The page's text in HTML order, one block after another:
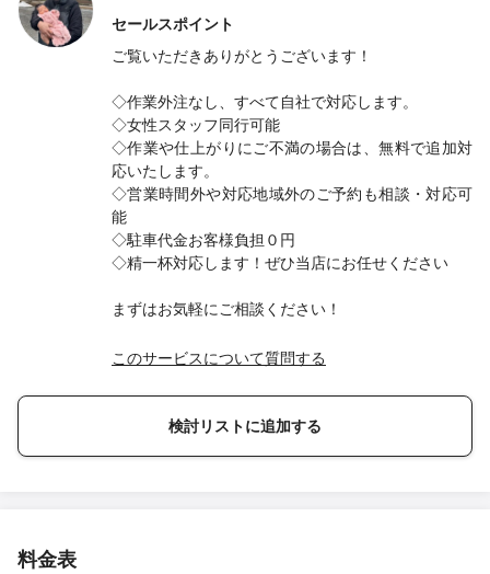
セールスポイント
ご覧いただきありがとうございます！
◇作業外注なし、すべて自社で対応します。
◇女性スタッフ同行可能
◇作業や仕上がりにご不満の場合は、無料で追加対
応いたします。
◇営業時間外や対応地域外のご予約も相談・対応可
能
◇駐車代金お客様負担０円
◇精一杯対応します！ぜひ当店にお任せください
まずはお気軽にご相談ください！
このサービスについて質問する
検討リストに追加する
料金表